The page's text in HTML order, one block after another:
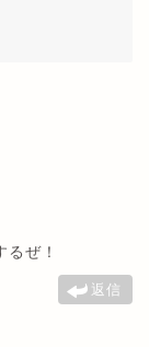
ぜ！
返信